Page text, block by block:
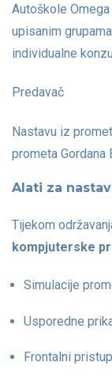
Autoškole
upisanim
individualne
Predavač
Nastavu iz
prometa Gordana
Alati za
Tijekom
kompjuterske
Simulacije
Usporedne
Frontalni